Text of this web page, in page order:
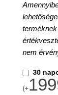
terméknek
nem
30
(+